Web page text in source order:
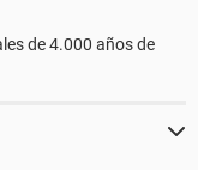
de 4.000 años de